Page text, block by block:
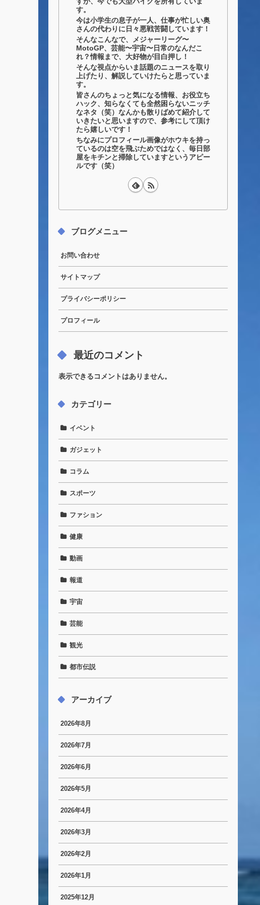
す。
今は小学生の息子が一人、仕事が忙しい奥
さんの代わりに日々悪戦苦闘しています！
そんなこんなで、メジャーリーグ〜
MotoGP、芸能〜宇宙〜日常のなんだこ
れ？情報まで、大好物が目白押し！
そんな視点からいま話題のニュースを取り
上げたり、解説していけたらと思っていま
す。
皆さんのちょっと気になる情報、お役立ち
ハック、知らなくても全然困らないニッチ
なネタ（笑）なんかも散りばめて紹介して
いきたいと思いますので、参考にして頂け
たら嬉しいです！
ちなみにプロフィール画像がホウキを持っ
ているのは空を飛ぶためではなく、毎日部
屋をキチンと掃除していますというアピー
ルです（笑）
ブログメニュー
お問い合わせ
サイトマップ
プライバシーポリシー
プロフィール
最近のコメント
表示できるコメントはありません。
カテゴリー
イベント
ガジェット
コラム
スポーツ
ファション
健康
動画
報道
宇宙
芸能
観光
都市伝説
アーカイブ
2026年8月
2026年7月
2026年6月
2026年5月
2026年4月
2026年3月
2026年2月
2026年1月
2025年12月